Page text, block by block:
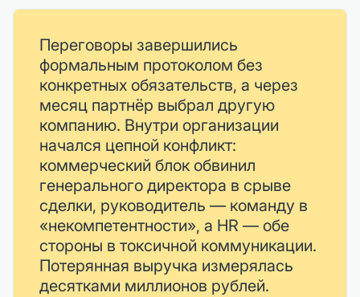
Переговоры завершились
формальным протоколом без
конкретных обязательств, а через
месяц партнёр выбрал другую
компанию. Внутри организации
начался цепной конфликт:
коммерческий блок обвинил
генерального директора в срыве
сделки, руководитель — команду в
«некомпетентности», а HR — обе
стороны в токсичной коммуникации.
Потерянная выручка измерялась
десятками миллионов рублей.